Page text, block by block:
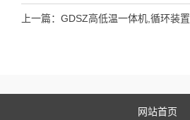
上一篇： GDSZ高低温一体机,循环装置
网站首页